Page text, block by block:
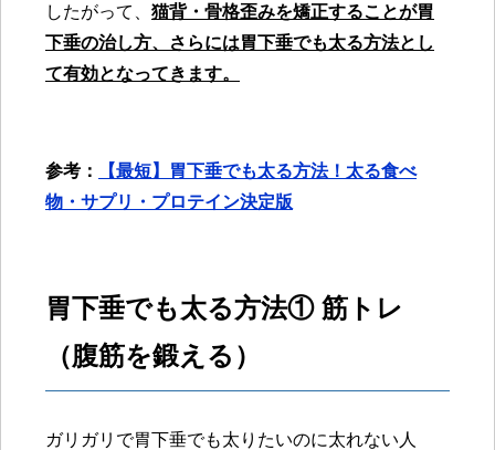
したがって、 猫背・骨格歪みを矯正することが胃
下垂の治し方、さらには胃下垂でも太る方法とし
て有効となってきます。
参考：
【最短】胃下垂でも太る方法！太る食べ
物・サプリ・プロテイン決定版
胃下垂でも太る方法① 筋トレ
（腹筋を鍛える）
ガリガリで胃下垂でも太りたいのに太れない人